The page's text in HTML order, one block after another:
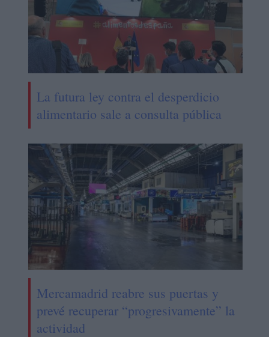
La futura ley contra el desperdicio
alimentario sale a consulta pública
Mercamadrid reabre sus puertas y
prevé recuperar “progresivamente” la
actividad